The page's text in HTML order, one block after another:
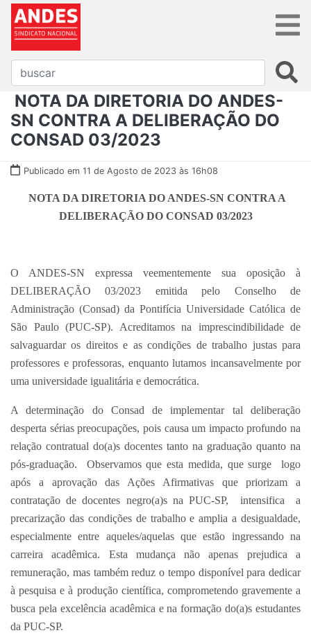
NOTA DA DIRETORIA DO ANDES-
SN CONTRA A DELIBERAÇÃO DO
CONSAD 03/2023
Publicado em 11 de Agosto de 2023 às 16h08
NOTA DA DIRETORIA DO ANDES-SN CONTRA A
DELIBERAÇÃO DO CONSAD 03/2023
O ANDES-SN expressa veementemente sua oposição à
DELIBERAÇÃO 03/2023 emitida pelo Conselho de
Administração (Consad) da Pontifícia Universidade Católica de
São Paulo (PUC-SP). Acreditamos na imprescindibilidade de
salvaguardar os direitos e as condições de trabalho justas para
professores e professoras, enquanto lutamos incansavelmente por
uma universidade igualitária e democrática.
A determinação do Consad de implementar tal deliberação
desperta sérias preocupações, pois causa um impacto profundo na
relação contratual do(a)s docentes tanto na graduação quanto na
pós-graduação. Observamos que esta medida, que surge logo
após a aprovação das Ações Afirmativas que priorizam a
contratação de docentes negro(a)s na PUC-SP, intensifica a
precarização das condições de trabalho e amplia a desigualdade,
especialmente entre aqueles/aquelas que estão ingressando na
carreira acadêmica. Esta mudança não apenas prejudica a
remuneração, mas também reduz o tempo disponível para dedicar
à pesquisa e à produção científica, comprometendo gravemente a
busca pela excelência acadêmica e na formação do(a)s estudantes
da PUC-SP.